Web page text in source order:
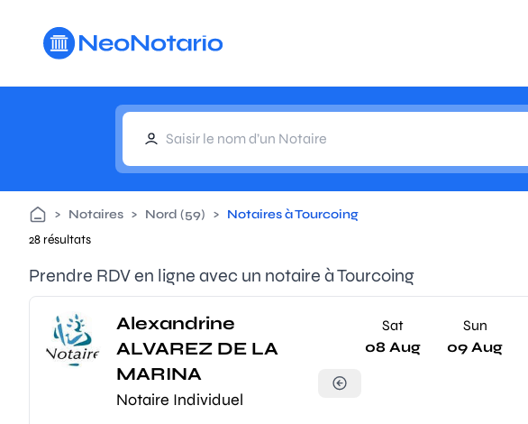
> Notaires > Nord (59) > Notaires à Tourcoing
28 résultats
Prendre RDV en ligne avec un notaire à Tourcoing
Alexandrine
ALVAREZ DE LA
MARINA
Notaire Individuel
Sat
08 Aug
Sun
09 Aug